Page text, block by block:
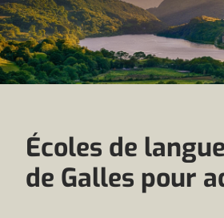
Écoles de
de Galles pour